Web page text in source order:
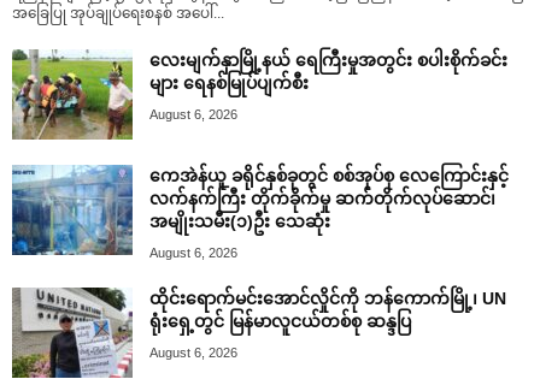
အခြေပြု အုပ်ချုပ်ရေးစနစ် အပေါ်...
လေးမျက်နှာမြို့နယ် ရေကြီးမှုအတွင်း စပါးစိုက်ခင်း
များ ရေနစ်မြုပ်ပျက်စီး
August 6, 2026
ကေအဲန်ယူ ခရိုင်နှစ်ခုတွင် စစ်အုပ်စု လေကြောင်းနှင့်
လက်နက်ကြီး တိုက်ခိုက်မှု ဆက်တိုက်လုပ်ဆောင်၊
အမျိုးသမီး(၁)ဦး သေဆုံး
August 6, 2026
ထိုင်းရောက်မင်းအောင်လှိုင်ကို ဘန်ကောက်မြို့၊ UN
ရုံးရှေ့တွင် မြန်မာလူငယ်တစ်စု ဆန္ဒပြ
August 6, 2026